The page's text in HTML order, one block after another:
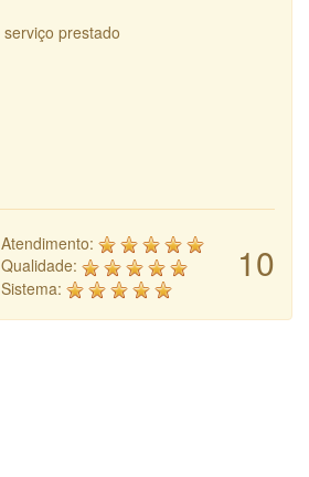
prestado
10
Atendimento:
Qualidade:
Sistema: